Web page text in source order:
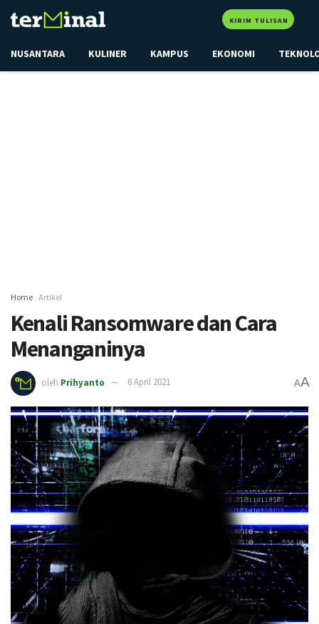
KIRIM TULISAN
NUSANTARA KULINER KAMPUS EKONOMI
Home Artikel
Kenali Ransomware dan Cara
Menanganinya
oleh Prihyanto 6 April 2021 AA